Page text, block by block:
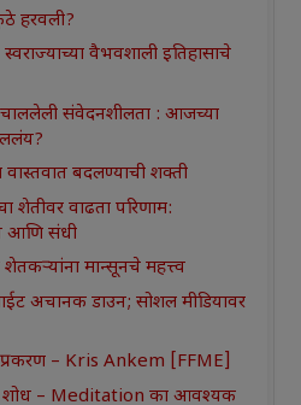
हरवली?
स्वराज्याच्या वैभवशाली इतिहासाचे
चाललेली संवेदनशीलता : आजच्या
बदलण्याची शक्ती
शेतीवर वाढता परिणाम:
आणि संधी
शेतकऱ्यांना मान्सूनचे महत्त्व
अचानक डाउन; सोशल मीडियावर
प्रकरण – Kris Ankem [FFME]
शोध – Meditation का आवश्यक